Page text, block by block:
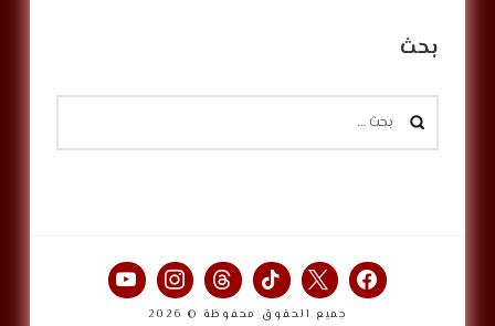
بحث
البحث
عن:
جميع الحقوق محفوظة © 2026